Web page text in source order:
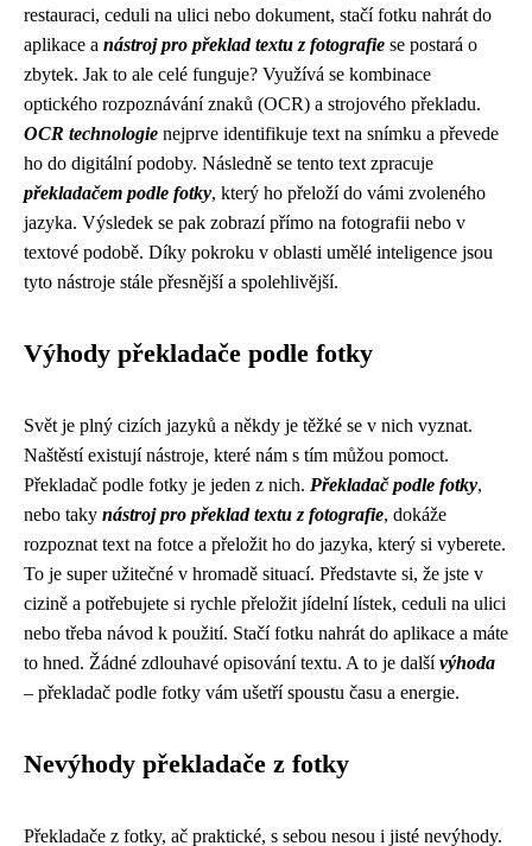
restauraci, ceduli na ulici nebo dokument, stačí fotku nahrát do
aplikace a nástroj pro překlad textu z fotografie se postará o
zbytek. Jak to ale celé funguje? Využívá se kombinace
optického rozpoznávání znaků (OCR) a strojového překladu.
OCR technologie nejprve identifikuje text na snímku a převede
ho do digitální podoby. Následně se tento text zpracuje
překladačem podle fotky, který ho přeloží do vámi zvoleného
jazyka. Výsledek se pak zobrazí přímo na fotografii nebo v
textové podobě. Díky pokroku v oblasti umělé inteligence jsou
tyto nástroje stále přesnější a spolehlivější.
Výhody překladače podle fotky
Svět je plný cizích jazyků a někdy je těžké se v nich vyznat.
Naštěstí existují nástroje, které nám s tím můžou pomoct.
Překladač podle fotky je jeden z nich. Překladač podle fotky,
nebo taky nástroj pro překlad textu z fotografie, dokáže
rozpoznat text na fotce a přeložit ho do jazyka, který si vyberete.
To je super užitečné v hromadě situací. Představte si, že jste v
cizině a potřebujete si rychle přeložit jídelní lístek, ceduli na ulici
nebo třeba návod k použití. Stačí fotku nahrát do aplikace a máte
to hned. Žádné zdlouhavé opisování textu. A to je dalšívýhoda
– překladač podle fotky vám ušetří spoustu času a energie.
Nevýhody překladače z fotky
Překladače z fotky, ač praktické, s sebou nesou i jisté nevýhody.